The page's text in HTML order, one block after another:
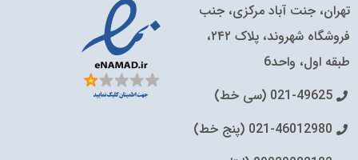
تهران، جنت آباد مرکزی، جنب
فروشگاه شهروند، پلاک ۲۴۲،
طبقه اول، واحد6
021-49625 (سی خط)
021-46012980 (پنج خط)